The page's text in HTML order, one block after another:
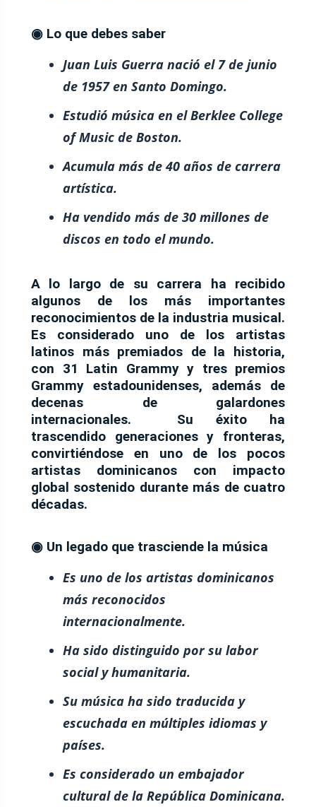
◉ Lo que debes saber
Juan Luis Guerra nació el 7 de junio
de 1957 en Santo Domingo.
Estudió música en el Berklee College
of Music de Boston.
Acumula más de 40 años de carrera
artística.
Ha vendido más de 30 millones de
discos en todo el mundo.
A lo largo de su carrera ha recibido
algunos de los más importantes
reconocimientos de la industria musical.
Es considerado uno de los artistas
latinos más premiados de la historia,
con 31 Latin Grammy y tres premios
Grammy estadounidenses, además de
decenas de galardones
internacionales. Su éxito ha
trascendido generaciones y fronteras,
convirtiéndose en uno de los pocos
artistas dominicanos con impacto
global sostenido durante más de cuatro
décadas.
◉ Un legado que trasciende la música
Es uno de los artistas dominicanos
más reconocidos
internacionalmente.
Ha sido distinguido por su labor
social y humanitaria.
Su música ha sido traducida y
escuchada en múltiples idiomas y
países.
Es considerado un embajador
cultural de la República Dominicana.